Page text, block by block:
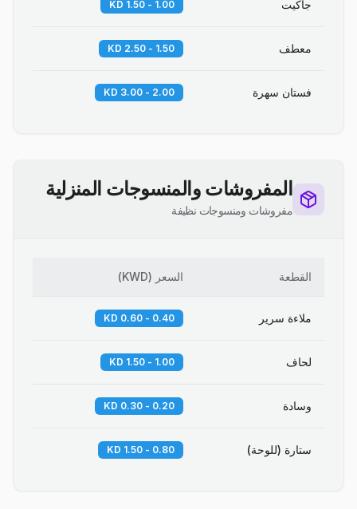
جاكيت 1.00 - 1.50 KD
معطف 1.50 - 2.50 KD
فستان سهرة 2.00 - 3.00 KD
المفروشات والمنسوجات المنزلية
مفروشات ومنسوجات نظيفة
القطعة السعر (
KWD
)
ملاءة سرير 0.40 - 0.60 KD
لحاف 1.00 - 1.50 KD
وسادة 0.20 - 0.30 KD
ستارة (للوحة) 0.80 - 1.50 KD